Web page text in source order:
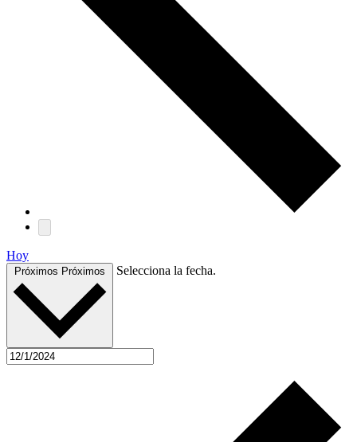
Hoy
Próximos Próximos Selecciona la fecha.